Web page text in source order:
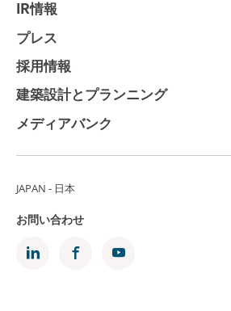
IR情報
プレス
採用情報
建築設計とプランニング
メディアバンク
JAPAN - 日本
お問い合わせ